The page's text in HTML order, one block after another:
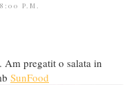
P.M.
Am pregatit o salata in
SunFood